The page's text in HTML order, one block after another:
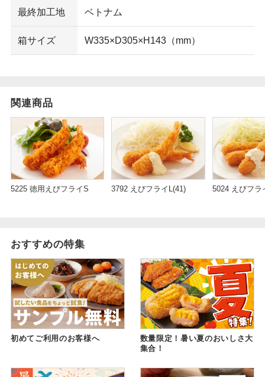
最終加工地 ベトナム
箱サイズ W335×D305×H143（mm）
関連商品
5225 徳用えびフライS 3792 えびフライL(41) 5024 えびフラ
おすすめの特集
初めてご利用のお客様へ
数量限定！暑い夏のおいしさ大
集合！